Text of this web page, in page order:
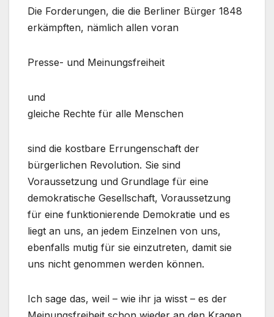
Die Forderungen, die die Berliner Bürger 1848
erkämpften, nämlich allen voran
Presse- und Meinungsfreiheit
und
gleiche Rechte für alle Menschen
sind die kostbare Errungenschaft der
bürgerlichen Revolution. Sie sind
Voraussetzung und Grundlage für eine
demokratische Gesellschaft, Voraussetzung
für eine funktionierende Demokratie und es
liegt an uns, an jedem Einzelnen von uns,
ebenfalls mutig für sie einzutreten, damit sie
uns nicht genommen werden können.
Ich sage das, weil – wie ihr ja wisst – es der